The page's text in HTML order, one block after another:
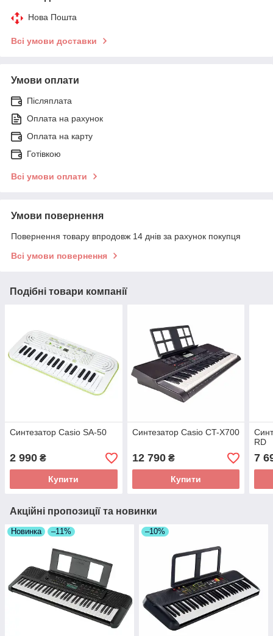
Нова Пошта
Всі умови доставки
Умови оплати
Післяплата
Оплата на рахунок
Оплата на карту
Готівкою
Всі умови оплати
Умови повернення
Повернення товару впродовж 14 днів за рахунок покупця
Всі умови повернення
Подібні товари компанії
Синтезатор Casio SA-50
2 990 ₴
Купити
Синтезатор Casio CT-X700
12 790₴
Купити
RD
7
Акційні пропозиції та новинки
Новинка –11% –10%